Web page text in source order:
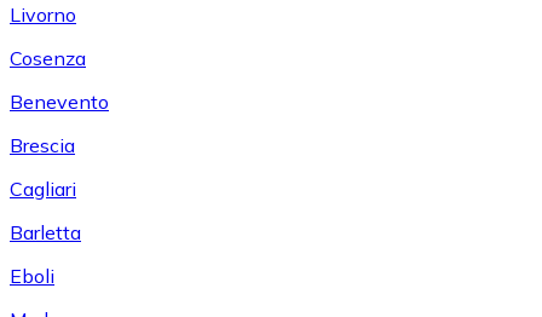
Livorno
Cosenza
Benevento
Brescia
Cagliari
Barletta
Eboli